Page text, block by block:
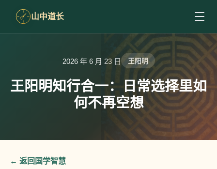
山中道长
2026 年 6 月 23 日 王阳明
王阳明知行合一：日常选择里如
何不再空想
← 返回国学智慧